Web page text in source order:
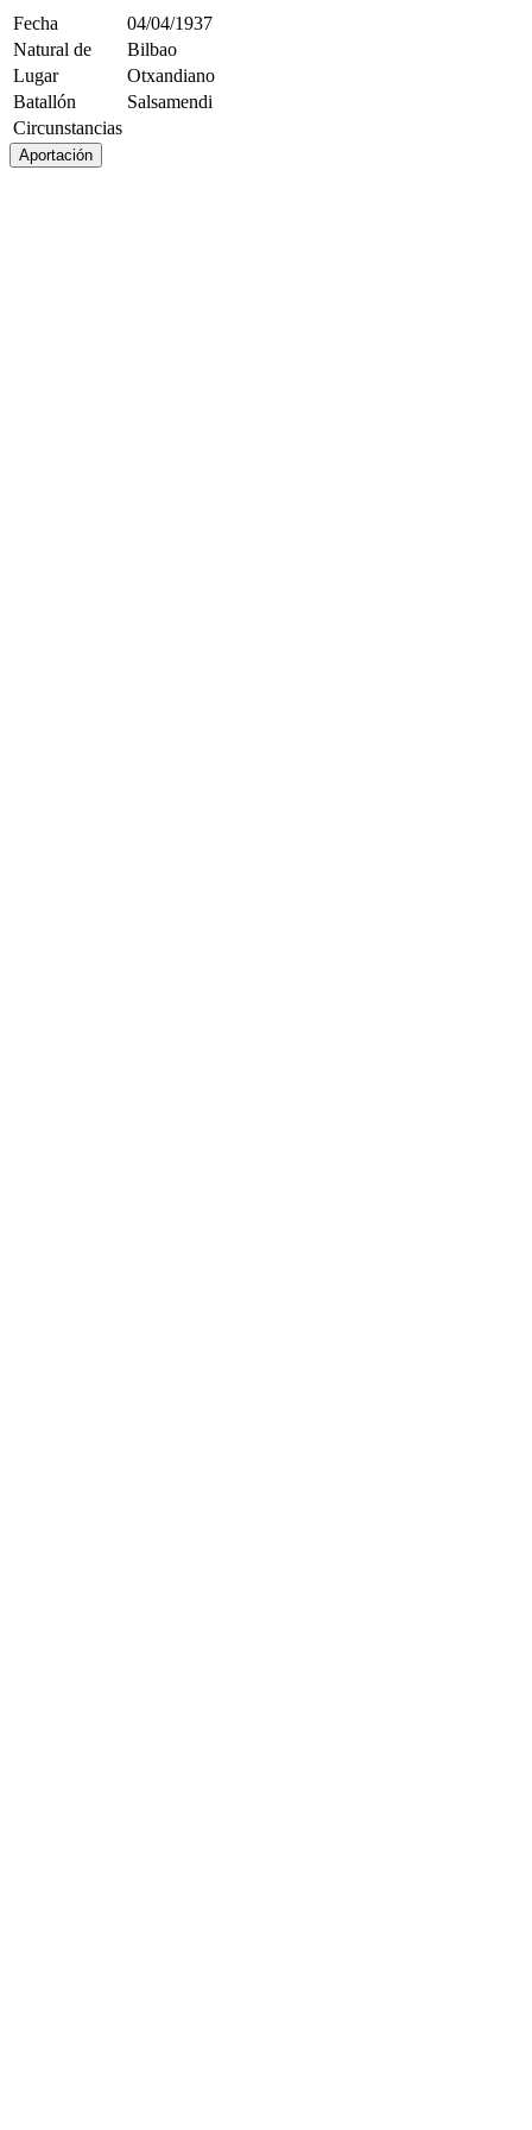
Fecha
04/04/1937
Natural de
Bilbao
Lugar
Otxandiano
Batallón
Salsamendi
Circunstancias